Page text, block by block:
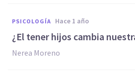
PSICOLOGÍA hace 1 año
¿El tener hijos cambia
Nerea Moreno